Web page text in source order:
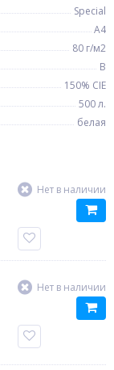
Special
A4
80 г/м2
B
150% CIE
500 л.
белая
Нет в наличии
Нет в наличии